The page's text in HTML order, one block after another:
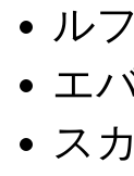
ル
エ
ス